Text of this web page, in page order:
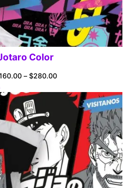
Color
– $280.00Price
$160.00
through
$280.00